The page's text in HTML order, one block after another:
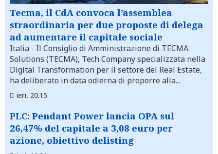
Tecma, il CdA convoca l’assemblea
straordinaria per due proposte di delega
ad aumentare il capitale sociale
Italia - Il Consiglio di Amministrazione di TECMA
Solutions (TECMA), Tech Company specializzata nella
Digital Transformation per il settore del Real Estate,
ha deliberato in data odierna di proporre alla...
ieri, 20.15
PLC: Pendant Power lancia OPA sul
26,47% del capitale a 3,08 euro per
azione, obiettivo delisting